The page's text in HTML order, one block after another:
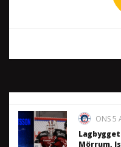
ONS 5
Mörrum,